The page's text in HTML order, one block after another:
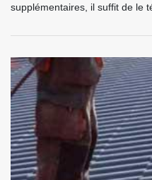
supplémentaires, il suffit de le